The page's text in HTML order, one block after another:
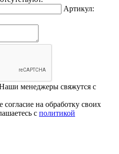
Артикул:
менеджеры свяжутся с
на обработку своих
с политикой